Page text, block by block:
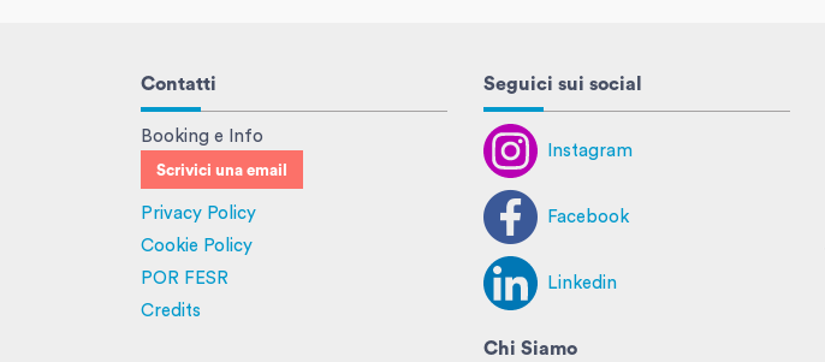
Contatti
Booking e Info
Scrivici una email
Privacy Policy
Cookie Policy
POR FESR
Credits
Seguici sui social
Instagram
Facebook
Linkedin
Chi Siamo